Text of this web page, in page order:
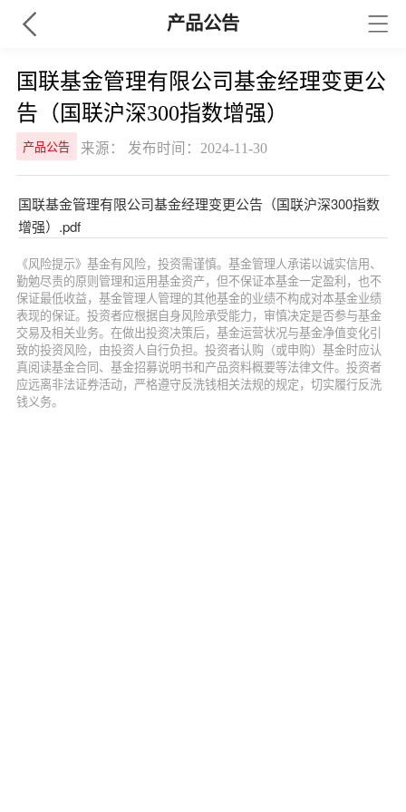
产品公告
国联基金管理有限公司基金经理变更公
告（国联沪深300指数增强）
产品公告 来源： 发布时间：2024-11-30
国联基金管理有限公司基金经理变更公告（国联沪深300指数
增强）.pdf
《风险提示》基金有风险，投资需谨慎。基金管理人承诺以诚实信用、
勤勉尽责的原则管理和运用基金资产，但不保证本基金一定盈利，也不
保证最低收益，基金管理人管理的其他基金的业绩不构成对本基金业绩
表现的保证。投资者应根据自身风险承受能力，审慎决定是否参与基金
交易及相关业务。在做出投资决策后，基金运营状况与基金净值变化引
致的投资风险，由投资人自行负担。投资者认购（或申购）基金时应认
真阅读基金合同、基金招募说明书和产品资料概要等法律文件。投资者
应远离非法证券活动，严格遵守反洗钱相关法规的规定，切实履行反洗
钱义务。